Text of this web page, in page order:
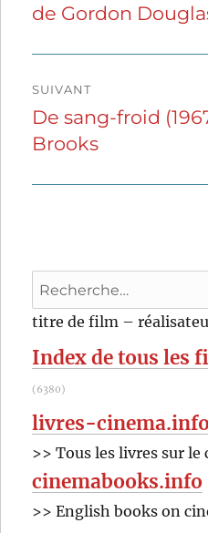
l’article
précédente :
de Gordon
SUIVANT
Publication
suivante :
De sang-froid
Brooks
Recherche
pour
titre de film –
Index de tous les
(6380)
livres-cinema.info
>> Tous les livres sur le
cinemabooks.info
>> English books on